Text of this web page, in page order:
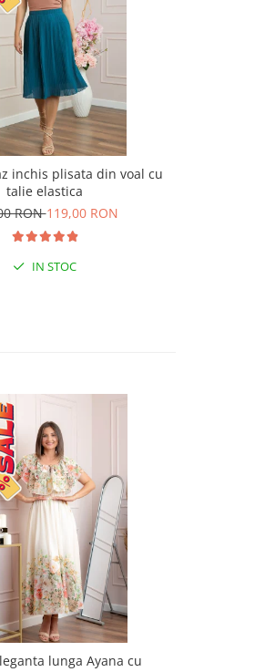
inchis plisata din voal cu
talie elastica
RON119,00 RON
IN STOC
lunga Ayana cu